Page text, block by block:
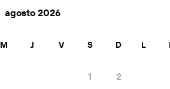
agosto 2026
M J V S D
1 2
L